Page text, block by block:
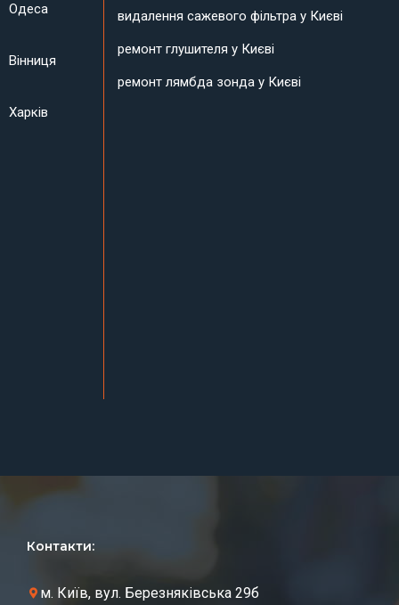
Одеса
Вінниця
Харків
видалення сажевого фільтра у Києві
ремонт глушителя у Києві
ремонт лямбда зонда у Києві
Контакти:
м. Київ, вул. Березняківська 29б